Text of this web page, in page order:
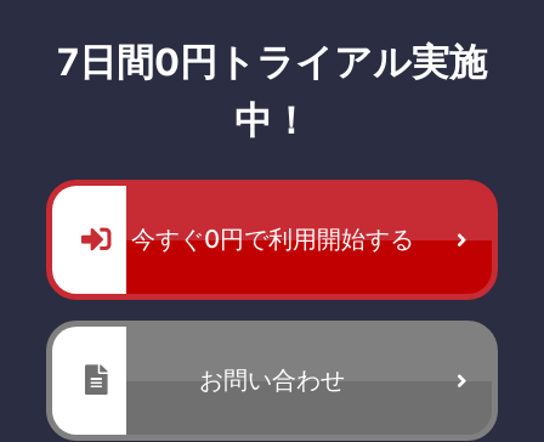
7日間0円トライアル実施
中！
今すぐ0円で利用開始する
お問い合わせ